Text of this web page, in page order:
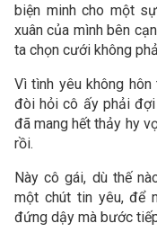
biện minh cho một
xuân của mình bên
ta chọn cưới không
Vì tình yêu không
đòi hỏi cô ấy phải
đã mang hết thảy hy
rồi.
Này cô gái, dù thế
một chút tin yêu, để
đứng dậy mà bước